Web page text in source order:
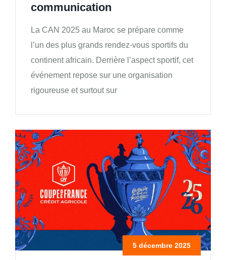
communication
La CAN 2025 au Maroc se prépare comme
l’un des plus grands rendez-vous sportifs du
continent africain. Derrière l’aspect sportif, cet
événement repose sur une organisation
rigoureuse et surtout sur
5 décembre 2025